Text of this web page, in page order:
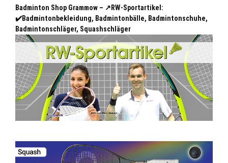
Badminton Shop Grammow – ↗️RW-Sportartikel:
✔️Badmintonbekleidung, Badmintonbälle, Badmintonschuhe,
Badmintonschläger, Squashschläger